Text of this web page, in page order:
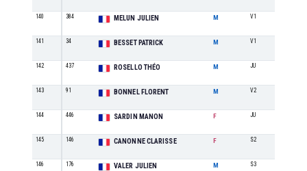
140 384 MELUN JULIEN M V1
141 34 BESSET PATRICK M V1
142 437 ROSELLO THÉO M JU
143 91 BONNEL FLORENT M V2
144 446 SARDIN MANON F JU
145 146 CANONNE CLARISSE F S2
146 176 VALER JULIEN M S3